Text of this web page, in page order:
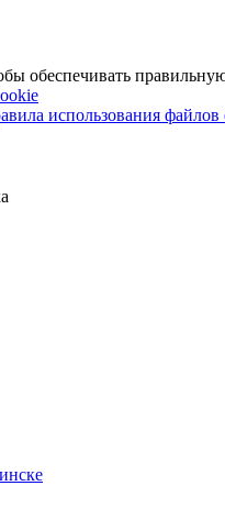
обеспечивать
использования файлов